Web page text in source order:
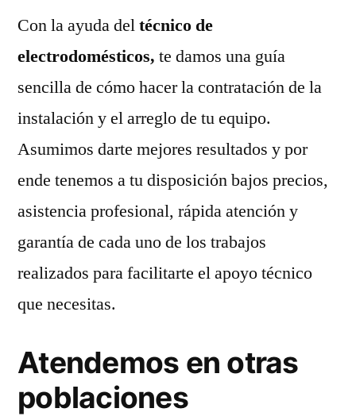
Con la ayuda deltécnico de
electrodomésticos, te damos una guía
sencilla de cómo hacer la contratación de la
instalación y el arreglo de tu equipo.
Asumimos darte mejores resultados y por
ende tenemos a tu disposición bajos precios,
asistencia profesional, rápida atención y
garantía de cada uno de los trabajos
realizados para facilitarte el apoyo técnico
que necesitas.
Atendemos en otras
poblaciones